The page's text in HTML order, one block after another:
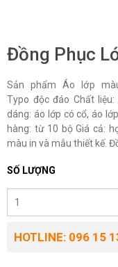
Đồng Phục
Sản phẩm Áo lớp
Typo độc đáo Chất
dáng: áo lớp có cổ, áo
hàng: từ 10 bộ Giá cả:
màu in và mẫu thiết kế.
SỐ LƯỢNG
HOTLINE: 096 15